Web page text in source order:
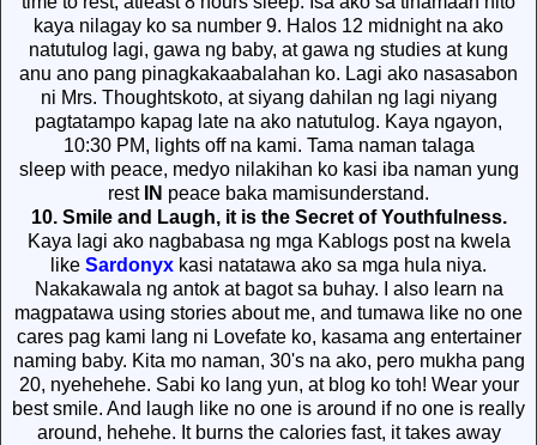
kaya nilagay ko sa number 9. Halos 12 midnight na ako
natutulog lagi, gawa ng baby, at gawa ng studies at kung
anu ano pang pinagkakaabalahan ko. Lagi ako nasasabon
ni Mrs. Thoughtskoto, at siyang dahilan ng lagi niyang
pagtatampo kapag late na ako natutulog. Kaya ngayon,
10:30 PM, lights off na kami. Tama naman talaga
sleep with peace, medyo nilakihan ko kasi iba naman yung
rest IN peace baka mamisunderstand.
10. Smile and Laugh, it is the Secret of Youthfulness.
Kaya lagi ako nagbabasa ng mga Kablogs post na kwela
like Sardonyx kasi natatawa ako sa mga hula niya.
Nakakawala ng antok at bagot sa buhay. I also learn na
magpatawa using stories about me, and tumawa like no one
cares pag kami lang ni Lovefate ko, kasama ang entertainer
naming baby. Kita mo naman, 30's na ako, pero mukha pang
20, nyehehehe. Sabi ko lang yun, at blog ko toh! Wear your
best smile. And laugh like no one is around if no one is really
around, hehehe. It burns the calories fast, it takes away